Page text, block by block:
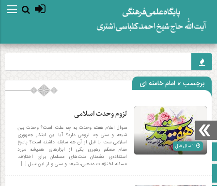
صفحه نخست
برچسب » امام خامنه ای
لزوم وحدت اسلامی
سوال اعلام هفته وحدت به چه علت است؟ وحدت بین
شیعه و سنی چه لزومی دارد؟ آیا این ابتکار جمهوری
اسلامی ست یا قبل از آن هم سابقه داشته است؟ پاسخ
مقام معظم رهبری یکی از ابزارهای همیشه مورد
استفاده‌ی دشمنان ملت‌های مسلمان برای اختلاف،
مسئله‌ اختلافات مذهبی، شیعه و سنی و از این قبیل […]